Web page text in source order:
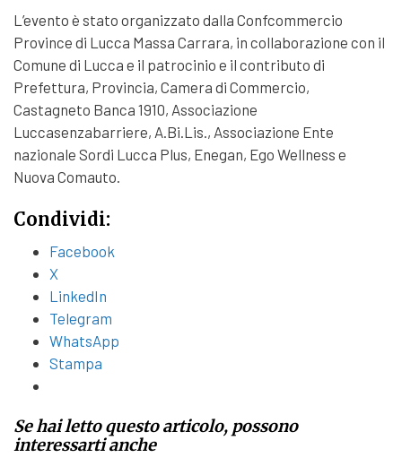
L’evento è stato organizzato dalla Confcommercio
Province di Lucca Massa Carrara, in collaborazione con il
Comune di Lucca e il patrocinio e il contributo di
Prefettura, Provincia, Camera di Commercio,
Castagneto Banca 1910, Associazione
Luccasenzabarriere, A.Bi.Lis., Associazione Ente
nazionale Sordi Lucca Plus, Enegan, Ego Wellness e
Nuova Comauto.
Condividi:
Facebook
X
LinkedIn
Telegram
WhatsApp
Stampa
Se hai letto questo articolo, possono
interessarti anche